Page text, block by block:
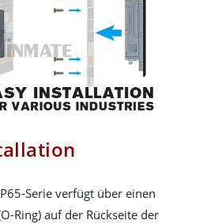
Serie verfügt über einen
Ring) auf der Rückseite der